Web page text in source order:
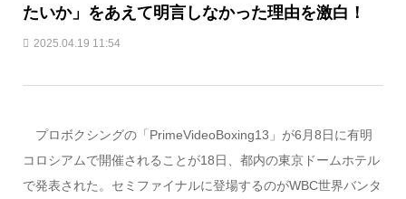
たいか」をあえて明言しなかった理由を激白！
2025.04.19 11:54
プロボクシングの「PrimeVideoBoxing13」が6月8日に有明
コロシアムで開催されることが18日、都内の東京ドームホテル
で発表された。セミファイナルに登場するのがWBC世界バンタ